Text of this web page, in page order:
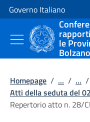
Vai al contenuto
Vai alla navigazione del sito
Governo Italiano
le
Bolzano
Homepage / ... / ... /
Atti della seduta del
Repertorio atto n. 28/